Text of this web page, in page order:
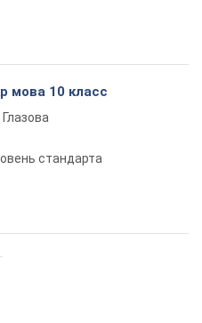
мова 10 класс
стандарта